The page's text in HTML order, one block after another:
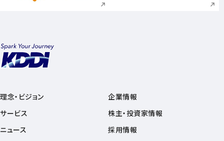
理念・ビジョン
サービス
ニュース
企業情報
株主・投資家情報
採用情報